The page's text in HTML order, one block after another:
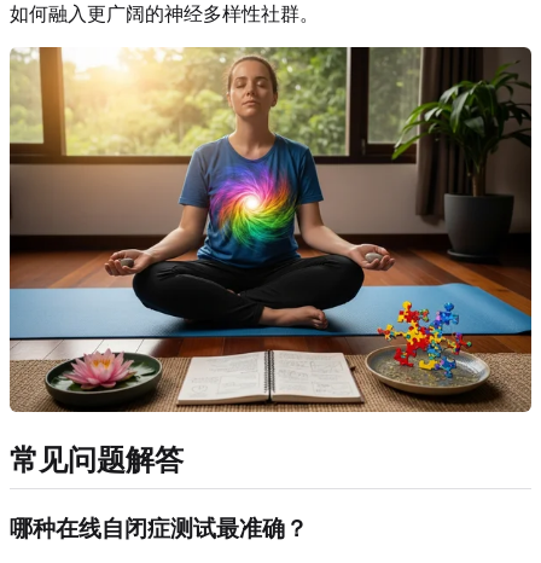
如何融入更广阔的神经多样性社群。
常见问题解答
哪种在线自闭症测试最准确？